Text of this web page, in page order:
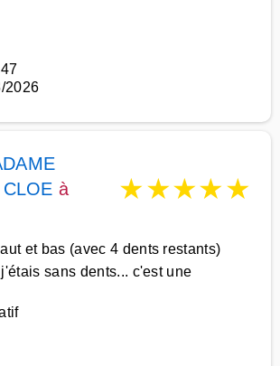
2026
à
★★★★★
et bas (avec 4 dents restants)
sans dents... c'est une